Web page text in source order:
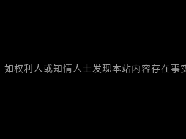
安徽省滁州市
安徽省黄山市
安徽省六安市
如权利人或知情人士发现本站内容存在